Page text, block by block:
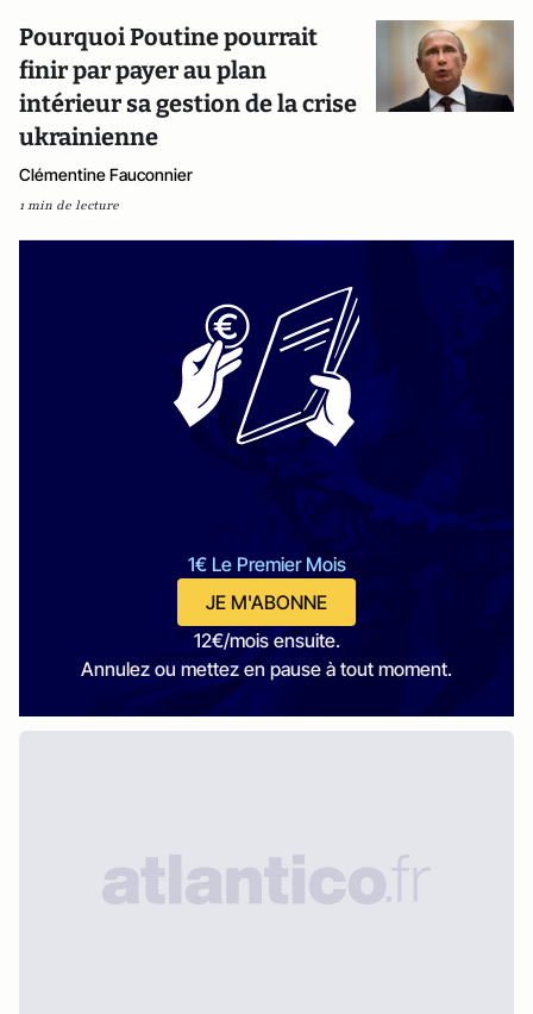
Pourquoi Poutine pourrait
finir par payer au plan
intérieur sa gestion de la crise
ukrainienne
Clémentine Fauconnier
1 min de lecture
1€ Le Premier Mois
JE M'ABONNE
12€/mois ensuite.
Annulez ou mettez en pause à tout moment.